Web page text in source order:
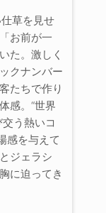
草を見せ
お前が一
た。激しく
クナンバー
たちで作り
感。“世界
う熱いコ
感を与えて
ジェラシ
に迫ってき